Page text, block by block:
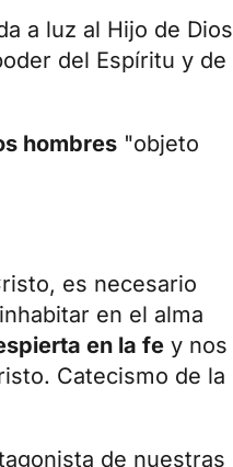
a luz al Hijo de Dios
del Espíritu y de
hombres "objeto
es necesario
en el alma
en la fe y nos
Catecismo de la
de nuestras